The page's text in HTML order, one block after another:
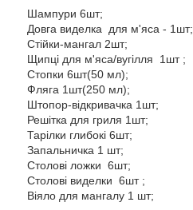
Шампури 6шт;
Довга виделка для м'яса - 1шт;
Стійки-мангал 2шт;
Щипці для м'яса/вугілля 1шт ;
Стопки 6шт(50 мл);
Фляга 1шт(250 мл);
Штопор-відкривачка 1шт;
Решітка для гриля 1шт;
Тарілки глибокі 6шт;
Запальничка 1 шт;
Столові ложки 6шт;
Столові виделки 6шт ;
Віяло для мангалу 1 шт;